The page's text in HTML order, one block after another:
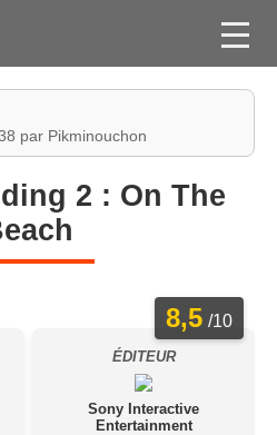
FILMS
JEUX VIDÉO
ESPACE
MEMBRE
par Pikminouchon
2 : On The
8,5 /10
ÉDITEUR
Sony Interactive
Entertainment